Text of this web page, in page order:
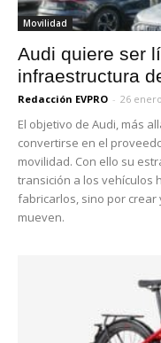
Movilidad
Audi quiere ser
infraestructura
Redacción EVPRO - 26
El objetivo de Audi, más
convertirse en el
movilidad. Con ello su
transición a los vehículos
fabricarlos, sino por
mueven.